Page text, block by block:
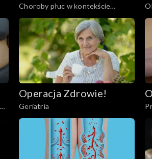
Choroby płuc w kontekście
COVID-19
Operacja Zdrowie!
Geriatria